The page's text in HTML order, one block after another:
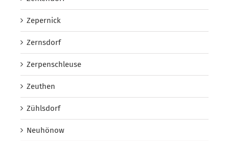
Zepernick
Zernsdorf
Zerpenschleuse
Zeuthen
Zühlsdorf
Neuhönow